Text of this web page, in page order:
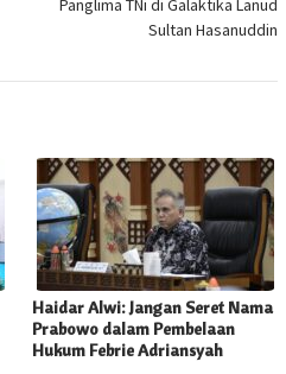
Panglima TNi di Galaktika Lanud
Sultan Hasanuddin
Haidar Alwi: Jangan Seret Nama
Prabowo dalam Pembelaan
Hukum Febrie Adriansyah